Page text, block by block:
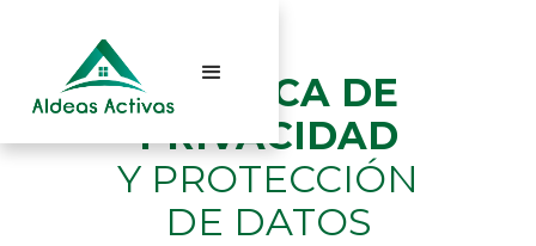
POLÍTICA DE
PRIVACIDAD
Y PROTECCIÓN
DE DATOS